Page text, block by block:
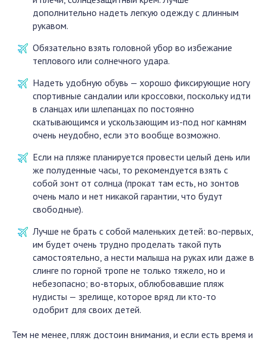
дополнительно надеть легкую одежду с длинным
рукавом.
Обязательно взять головной убор во избежание
теплового или солнечного удара.
Надеть удобную обувь — хорошо фиксирующие ногу
спортивные сандалии или кроссовки, поскольку идти
в сланцах или шлепанцах по постоянно
скатывающимся и ускользающим из-под ног камням
очень неудобно, если это вообще возможно.
Если на пляже планируется провести целый день или
же полуденные часы, то рекомендуется взять с
собой зонт от солнца (прокат там есть, но зонтов
очень мало и нет никакой гарантии, что будут
свободные).
Лучше не брать с собой маленьких детей: во-первых,
им будет очень трудно проделать такой путь
самостоятельно, а нести малыша на руках или даже в
слинге по горной тропе не только тяжело, но и
небезопасно; во-вторых, облюбовавшие пляж
нудисты — зрелище, которое вряд ли кто-то
одобрит для своих детей.
Тем не менее, пляж достоин внимания, и если есть время и